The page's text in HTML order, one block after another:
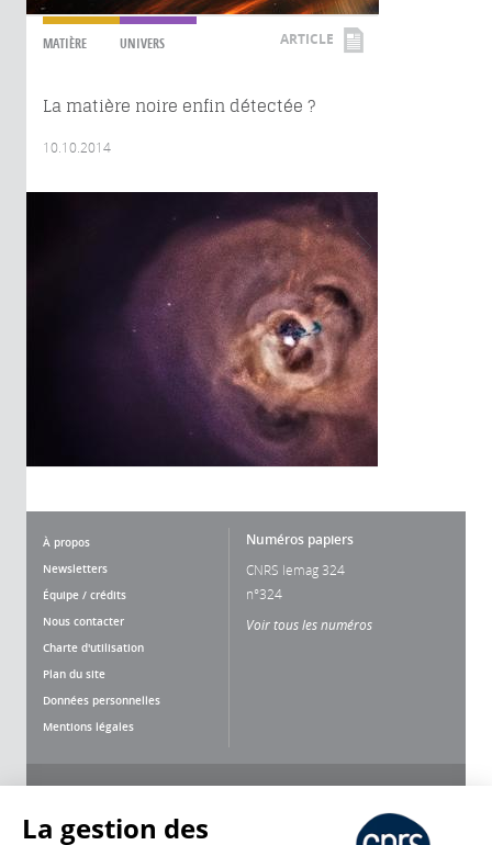
MATIÈRE UNIVERS ARTICLE
La matière noire enfin détectée ?
10.10.2014
À propos
Newsletters
Équipe / crédits
Nous contacter
Charte d'utilisation
Plan du site
Données personnelles
Mentions légales
Numéros papiers
CNRS lemag 324
n°324
Voir tous les numéros
La gestion des